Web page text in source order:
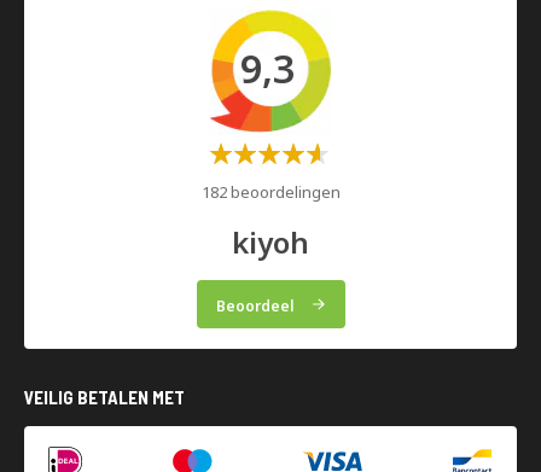
9,3
Waardering:
182 beoordelingen
kiyoh
Beoordeel
VEILIG BETALEN MET